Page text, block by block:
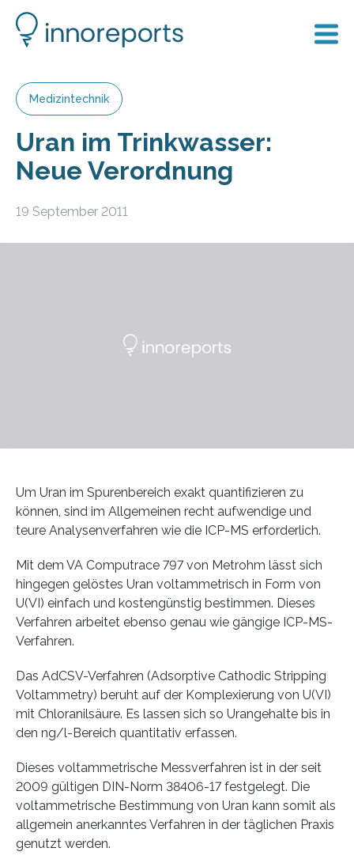
Medizintechnik
Uran im Trinkwasser:
Neue Verordnung
19 September 2011
Um Uran im Spurenbereich exakt quantifizieren zu
können, sind im Allgemeinen recht aufwendige und
teure Analysenverfahren wie die ICP-MS erforderlich.
Mit dem VA Computrace 797 von Metrohm lässt sich
hingegen gelöstes Uran voltammetrisch in Form von
U(VI) einfach und kostengünstig bestimmen. Dieses
Verfahren arbeitet ebenso genau wie gängige ICP-MS-
Verfahren.
Das AdCSV-Verfahren (Adsorptive Cathodic Stripping
Voltammetry) beruht auf der Komplexierung von U(VI)
mit Chloranilsäure. Es lassen sich so Urangehalte bis in
den ng/l-Bereich quantitativ erfassen.
Dieses voltammetrische Messverfahren ist in der seit
2009 gültigen DIN-Norm 38406-17 festgelegt. Die
voltammetrische Bestimmung von Uran kann somit als
allgemein anerkanntes Verfahren in der täglichen Praxis
genutzt werden.